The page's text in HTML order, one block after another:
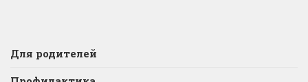
Для родителей